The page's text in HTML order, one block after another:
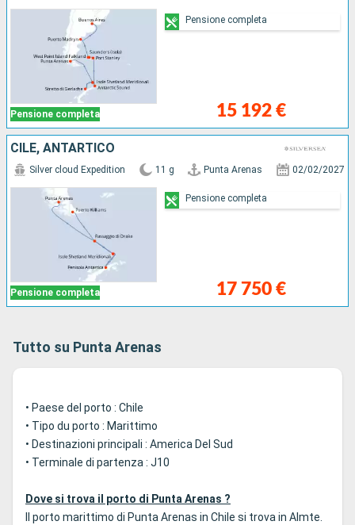
Pensione completa 15 192 €
Pensione completa
CILE, ANTARTICO
Pensione completa
Silver cloud Expedition 11 g Punta Arenas 02/02/2027
17 750 €
Pensione completa
Tutto su Punta Arenas
• Paese del porto : Chile
• Tipo du porto : Marittimo
• Destinazioni principali : America Del Sud
• Terminale di partenza : J10
Dove si trova il porto di Punta Arenas ?
Il porto marittimo di Punta Arenas in Chile si trova in Almte.